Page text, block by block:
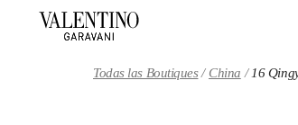
Todas las Boutiques China 16